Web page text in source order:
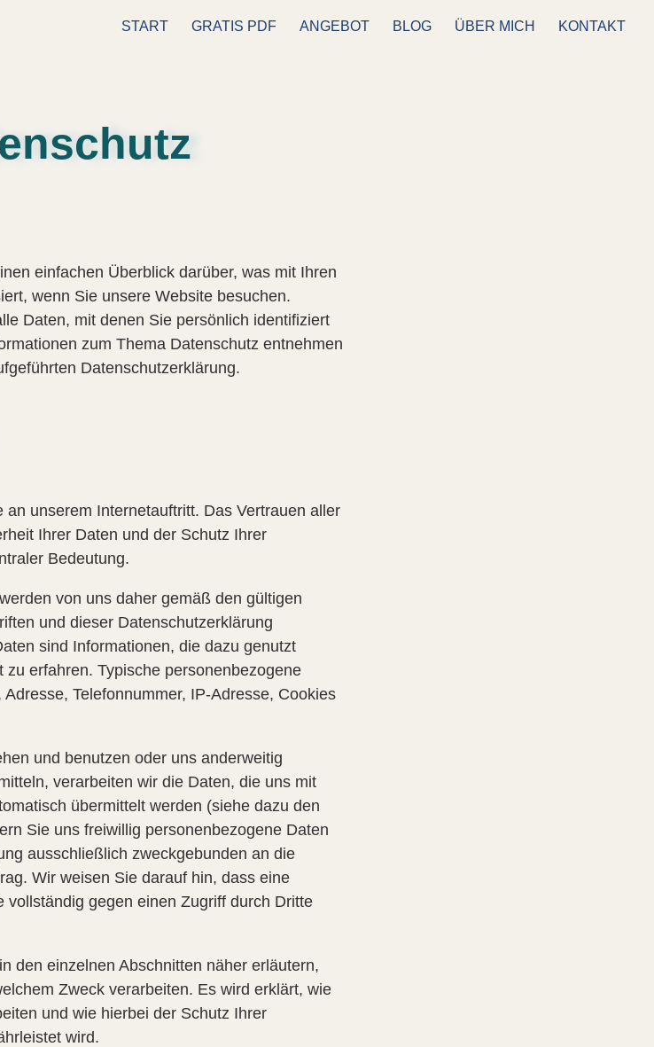
START GRATIS PDF ANGEBOT BLOG ÜBER MICH KONTAKT
einfachen Überblick darüber, was mit Ihren
wenn Sie unsere Website besuchen.
Daten, mit denen Sie persönlich identifiziert
zum Thema Datenschutz entnehmen
Datenschutzerklärung.
unserem Internetauftritt. Das Vertrauen aller
Ihrer Daten und der Schutz Ihrer
Bedeutung.
von uns daher gemäß den gültigen
und dieser Datenschutzerklärung
sind Informationen, die dazu genutzt
erfahren. Typische personenbezogene
Telefonnummer, IP-Adresse, Cookies
und benutzen oder uns anderweitig
verarbeiten wir die Daten, die uns mit
übermittelt werden (siehe dazu den
Sie uns freiwillig personenbezogene Daten
ausschließlich zweckgebunden an die
Wir weisen Sie darauf hin, dass eine
vollständig gegen einen Zugriff durch Dritte
den einzelnen Abschnitten näher erläutern,
Zweck verarbeiten. Es wird erklärt, wie
und wie hierbei der Schutz Ihrer
wird.